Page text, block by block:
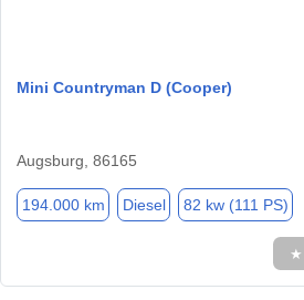
Mini Countryman D (Cooper)
Augsburg, 86165
194.000 km Diesel 82 kw (111 PS)
★